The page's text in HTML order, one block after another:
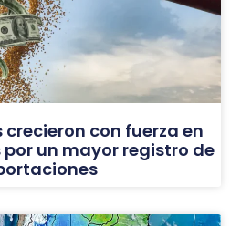
crecieron con fuerza en
un mayor registro de